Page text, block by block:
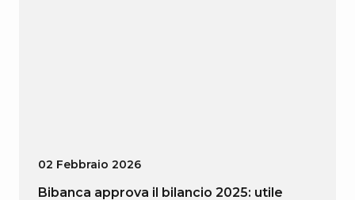
02 Febbraio 2026
Bibanca approva il bilancio 2025: utile